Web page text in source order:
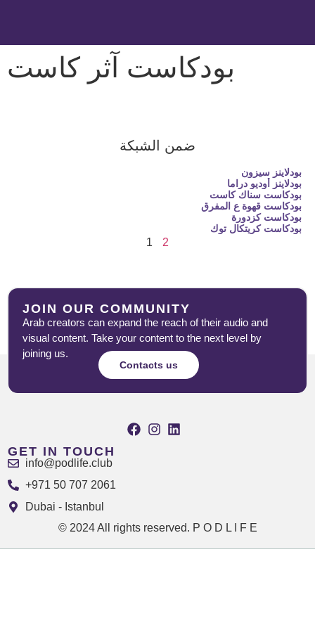
بودكاست آثر كاست
Previous EpisodeShow Episodes List
ضمن الشبكة
بودلاينز سيزون
بودلاينز أوديو دراما
بودكاست سناك كاست
بودكاست قهوة ع المفرق
بودكاست كزدورة
بودكاست كريتكال توك
1 2
JOIN OUR COMMUNITY
Arab creators can expand the reach of their audio and
visual content. Take your content to the next level by
joining us.
Contacts us
GET IN TOUCH
info@podlife.club
+971 50 707 2061
Dubai - Istanbul
© 2024 All rights reserved. P O D L I F E